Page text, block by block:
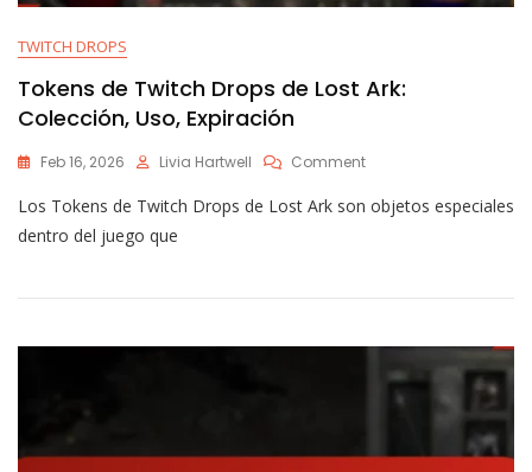
TWITCH DROPS
Tokens de Twitch Drops de Lost Ark:
Colección, Uso, Expiración
Feb 16, 2026 Livia Hartwell CommentOn
De
Lost
Expiración
Los Tokens de Twitch Drops de Lost Ark son objetos especiales
dentro del juego que